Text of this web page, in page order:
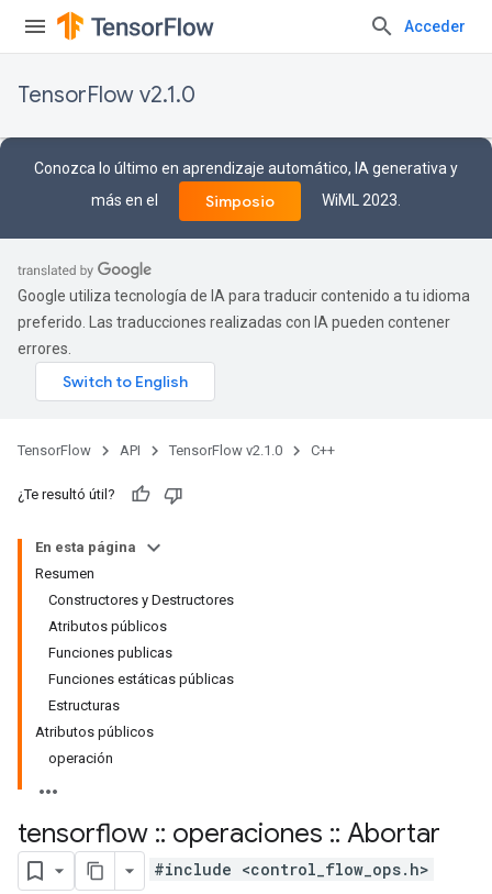
Acceder
TensorFlow v2.1.0
Conozca lo último en aprendizaje automático, IA generativa y
más en el
Simposio WiML 2023.
Google utiliza tecnología de IA para traducir contenido a tu idioma
preferido. Las traducciones realizadas con IA pueden contener
errores.
TensorFlow API TensorFlow v2.1.0 C++
¿Te resultó útil?
En esta página
Resumen
Constructores y Destructores
Atributos públicos
Funciones publicas
Funciones estáticas públicas
Estructuras
Atributos públicos
operación
tensorflow :: operaciones :: Abortar
#include <control_flow_ops.h>